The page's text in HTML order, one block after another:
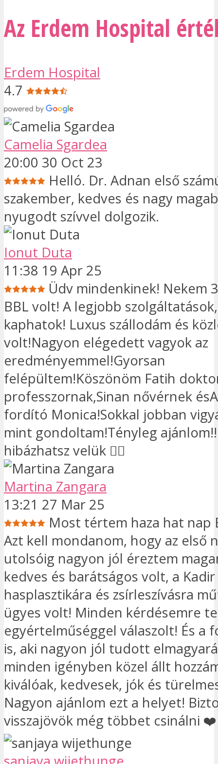
Az Erdem Hospital
Erdem Hospital
4.7
Camelia Sgardea
20:00 30 Oct 23
Helló. Dr. Adnan első
szakember, kedves és nagy
nyugodt szívvel dolgozik.
Ionut Duta
11:38 19 Apr 25
Üdv mindenkinek! Nekem
BBL volt! A legjobb
kaphatok! Luxus szállodám és
volt!Nagyon elégedett vagyok az
eredményemmel!Gyorsan
felépültem!Köszönöm Fatih
professzornak,Sinan nővérnek
fordító Monica!Sokkal jobban
mint gondoltam!Tényleg
hibázhatsz velük 👍🏼
Martina Zangara
13:21 27 Mar 25
Most tértem haza hat nap
Azt kell mondanom, hogy az első
utolsóig nagyon jól éreztem
kedves és barátságos volt, a
hasplasztikára és zsírleszívásra
ügyes volt! Minden kérdésemre
egyértelműséggel válaszolt! És a
is, aki nagyon jól tudott
minden igényben közel állt
kiválóak, kedvesek, jók és
Nagyon ajánlom ezt a helyet!
visszajövök még többet csinálni ❤️